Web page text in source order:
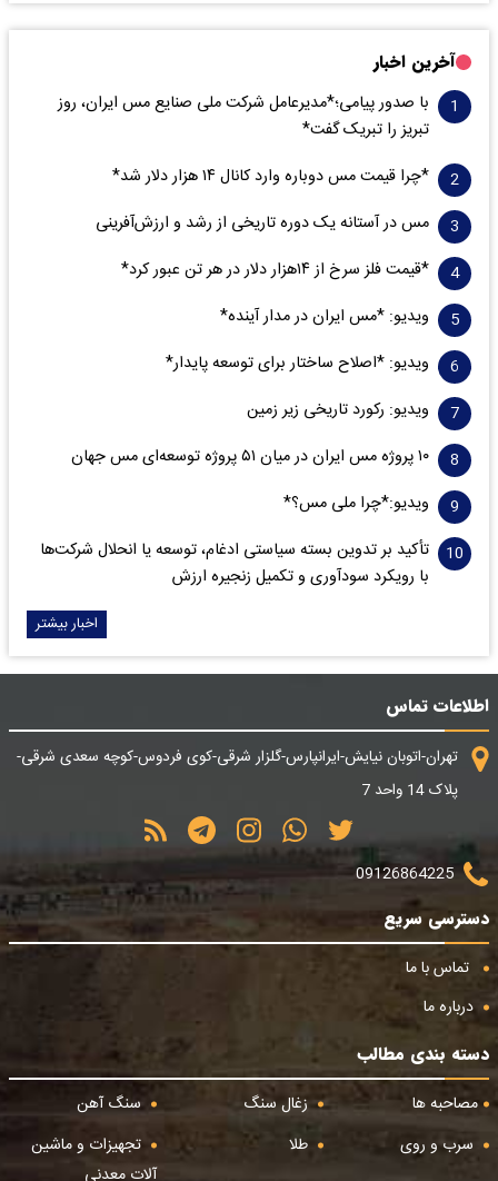
آخرین اخبار
با صدور پیامی؛*مدیرعامل شرکت ملی صنایع مس ایران، روز
تبریز را تبریک گفت*
*چرا قیمت مس دوباره وارد کانال ۱۴ هزار دلار شد*
مس در آستانه یک دوره تاریخی از رشد و ارزش‌آفرینی
*قیمت فلز سرخ از ۱۴هزار دلار در هر تن عبور کرد*
ویدیو: *مس ایران در مدار آینده*
ویدیو: *اصلاح ساختار برای توسعه پایدار*
ویدیو: رکورد تاریخی زیر زمین
۱۰ پروژه مس ایران در میان ۵۱ پروژه توسعه‌ای مس جهان
ویدیو:*چرا ملی مس؟*
تأکید بر تدوین بسته سیاستی ادغام، توسعه یا انحلال شرکت‌ها
با رویکرد سودآوری و تکمیل زنجیره ارزش
اخبار بیشتر
اطلاعات تماس
تهران-اتوبان نیایش-ایرانپارس-گلزار شرقی-کوی فردوس-کوچه سعدی شرقی-
پلاک 14 واحد 7
09126864225
دسترسی سریع
تماس با ما
درباره ما
دسته بندی مطالب
مصاحبه ها
زغال سنگ
سنگ آهن
سرب و روی
طلا
تجهیزات و ماشین
آلات معدنی